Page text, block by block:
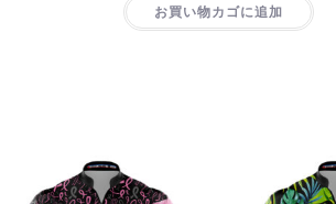
お買い物カゴに追加